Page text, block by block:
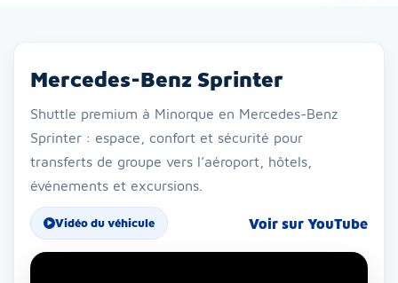
Mercedes-Benz Sprinter
Shuttle premium à Minorque en Mercedes-Benz
Sprinter : espace, confort et sécurité pour
transferts de groupe vers l’aéroport, hôtels,
événements et excursions.
Vidéo du véhicule Voir sur YouTube